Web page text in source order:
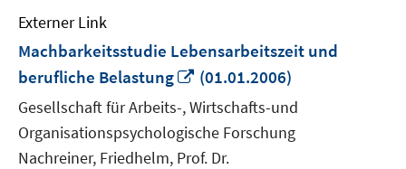
Externer Link
Machbarkeitsstudie Lebensarbeitszeit und
berufliche Belastung
In
neuem
Fenster
öffnen
(01.01.2006)
Gesellschaft für Arbeits-, Wirtschafts-und
Organisationspsychologische Forschung
Nachreiner, Friedhelm, Prof. Dr.